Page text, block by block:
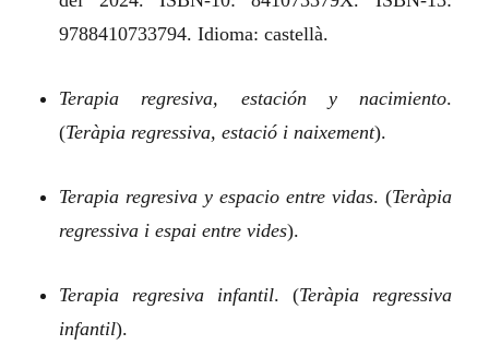
9788410733794. Idioma: castellà.
Terapia regresiva, estación y nacimiento.
(Teràpia regressiva, estació i naixement).
Terapia regresiva y espacio entre vidas. (Teràpia
regressiva i espai entre vides).
Terapia regresiva infantil. (Teràpia regressiva
infantil).